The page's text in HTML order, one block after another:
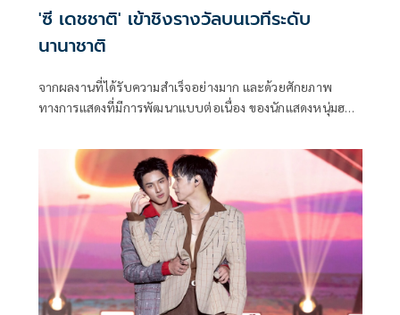
'ซี เดชชาติ' เข้าชิงรางวัลบนเวทีระดับ
นานาชาติ
จากผลงานที่ได้รับความสำเร็จอย่างมาก และด้วยศักยภาพ
ทางการแสดงที่มีการพัฒนาแบบต่อเนื่อง ของนักแสดงหนุ่มฮอต
เทนต์โพรไวเดอร์ชั้นนำของ เมืองไทย ในเครือบริษัท เดอะ วัน
เอ็นเตอร์ไพรส์ จำกัด (มหาชน)